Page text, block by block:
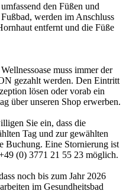
den Füßen und
werden im Anschluss
entfernt und die Füße
muss immer der
gezahlt werden. Den Eintritt
lösen oder vorab ein
über unseren Shop erwerben.
Sie ein, dass die
Tag und zur gewählten
Buchung. Eine Stornierung ist
(0) 3771 21 55 23 möglich.
noch bis zum Jahr 2026
im Gesundheitsbad